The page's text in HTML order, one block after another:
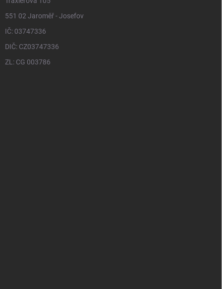
551 02 Jaroměř - Josefov
IČ: 03747336
DIČ: CZ03747336
ZL: CG 003786